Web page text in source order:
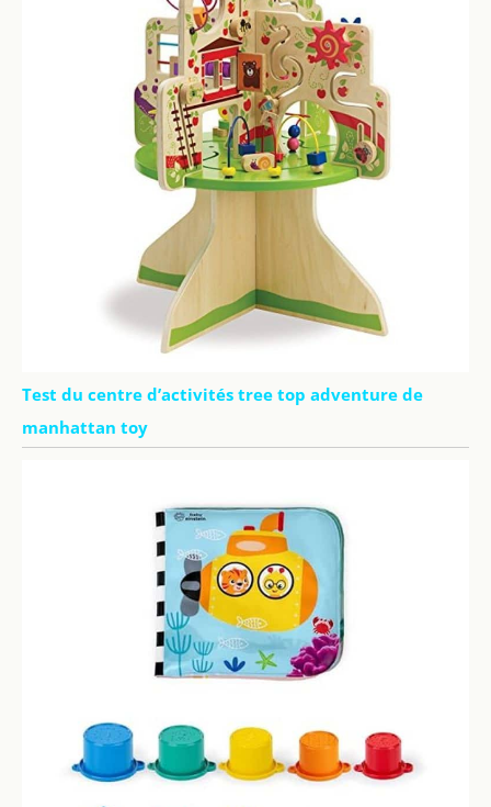
Test du centre d’activités tree top adventure de
manhattan toy